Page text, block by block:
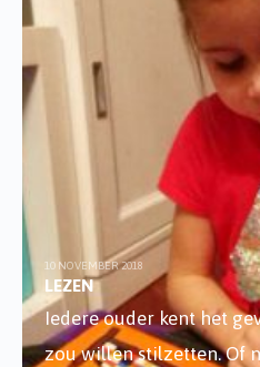
10 NOVEMBER 2018
LEZEN
Iedere ouder kent het
zou willen stilzetten. Of